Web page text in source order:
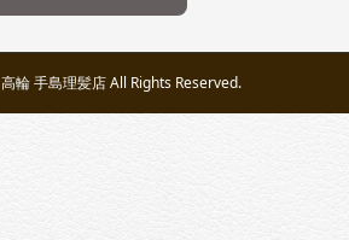
輪 手島理髪店 All Rights Reserved.